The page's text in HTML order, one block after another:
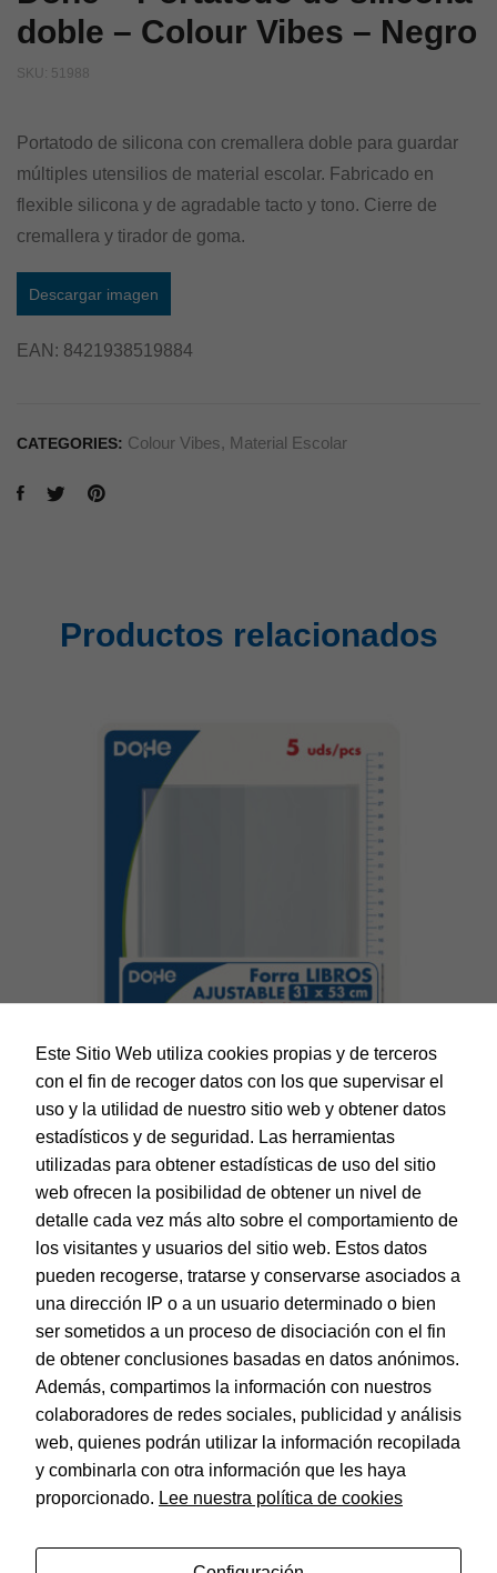
doble – Colour Vibes – Negro
SKU: 51988
Portatodo de silicona con cremallera doble para guardar
múltiples utensilios de material escolar. Fabricado en
flexible silicona y de agradable tacto y tono. Cierre de
cremallera y tirador de goma.
Descargar imagen
EAN: 8421938519884
CATEGORIES: Colour Vibes, Material Escolar
Productos relacionados
Dohe – Cubiertas protectoras de libros y cuadernos.
EAN:8421938914337
© Dohe - Camino de Madrid, 14
28970 • Humanes de Madrid (Madrid)
ESPAÑA
Aviso legal
Este Sitio Web utiliza cookies propias y de terceros
con el fin de recoger datos con los que supervisar el
uso y la utilidad de nuestro sitio web y obtener datos
estadísticos y de seguridad. Las herramientas
utilizadas para obtener estadísticas de uso del sitio
web ofrecen la posibilidad de obtener un nivel de
detalle cada vez más alto sobre el comportamiento de
los visitantes y usuarios del sitio web. Estos datos
pueden recogerse, tratarse y conservarse asociados a
una dirección IP o a un usuario determinado o bien
ser sometidos a un proceso de disociación con el fin
de obtener conclusiones basadas en datos anónimos.
Además, compartimos la información con nuestros
colaboradores de redes sociales, publicidad y análisis
web, quienes podrán utilizar la información recopilada
y combinarla con otra información que les haya
proporcionado. Lee nuestra política de cookies